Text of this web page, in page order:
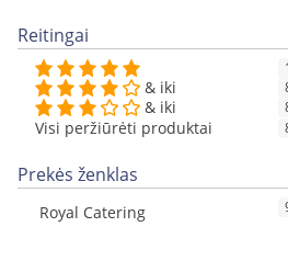
Reitingai
& iki
& iki
Visi peržiūrėti produktai
Prekės ženklas
Royal Catering